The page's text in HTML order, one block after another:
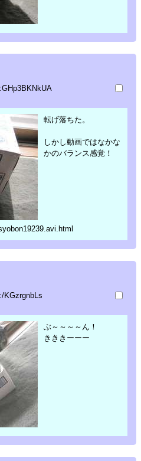
転げ落ちた。
しかし動画ではなかな
かのバランス感覚！
KGzrgnbLs
ぶ～～～～ん！
きききーーー